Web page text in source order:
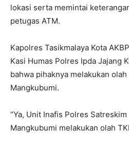
lokasi serta memintai
petugas ATM.
Kapolres Tasikmalaya Kota
Kasi Humas Polres Ipda Jajang
bahwa pihaknya melakukan
Mangkubumi.
“Ya, Unit Inafis Polres
Mangkubumi melakukan olah